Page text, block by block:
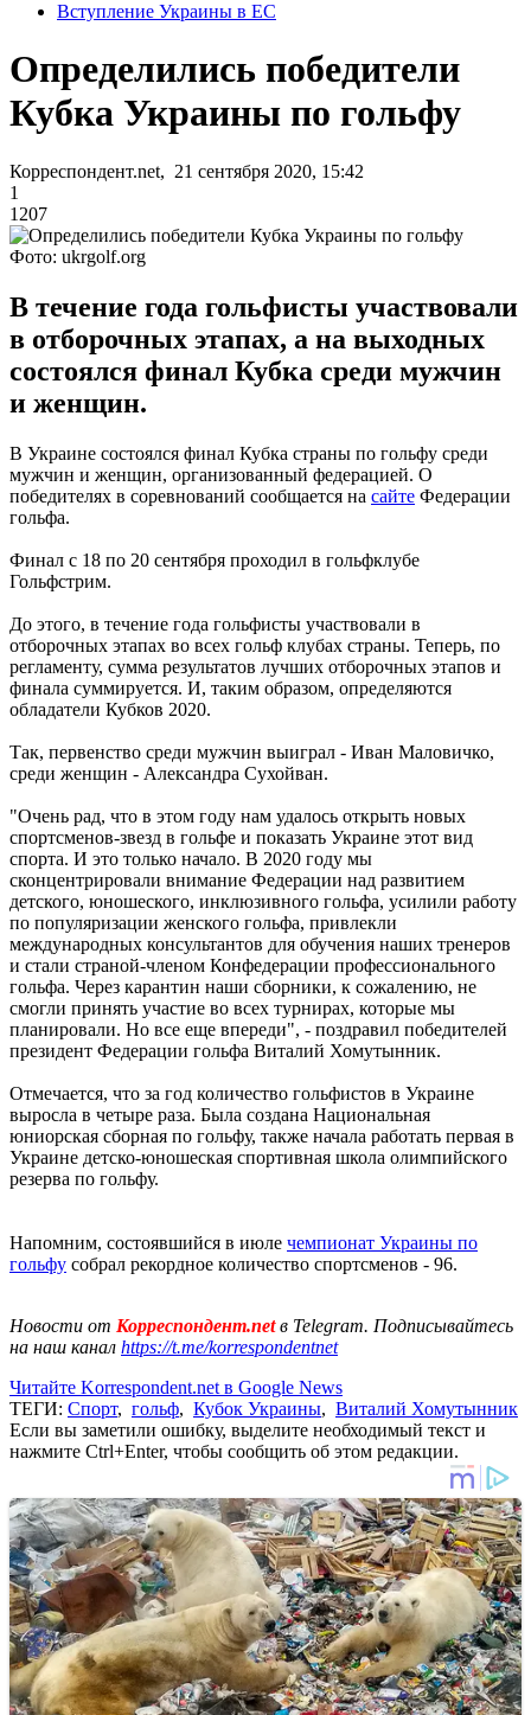
Вступление Украины в ЕС
Определились победители
Кубка Украины по гольфу
Корреспондент.net, 21 сентября 2020, 15:42
1
1207
Фото: ukrgolf.org
В течение года гольфисты участвовали
в отборочных этапах, а на выходных
состоялся финал Кубка среди мужчин
и женщин.
В Украине состоялся финал Кубка страны по гольфу среди
мужчин и женщин, организованный федерацией. О
победителях в соревнований сообщается на сайте Федерации
гольфа.
Финал с 18 по 20 сентября проходил в гольфклубе
Гольфстрим.
До этого, в течение года гольфисты участвовали в
отборочных этапах во всех гольф клубах страны. Теперь, по
регламенту, сумма результатов лучших отборочных этапов и
финала суммируется. И, таким образом, определяются
обладатели Кубков 2020.
Так, первенство среди мужчин выиграл - Иван Маловичко,
среди женщин - Александра Сухойван.
"Очень рад, что в этом году нам удалось открыть новых
спортсменов-звезд в гольфе и показать Украине этот вид
спорта. И это только начало. В 2020 году мы
сконцентрировали внимание Федерации над развитием
детского, юношеского, инклюзивного гольфа, усилили работу
по популяризации женского гольфа, привлекли
международных консультантов для обучения наших тренеров
и стали страной-членом Конфедерации профессионального
гольфа. Через карантин наши сборники, к сожалению, не
смогли принять участие во всех турнирах, которые мы
планировали. Но все еще впереди", - поздравил победителей
президент Федерации гольфа Виталий Хомутынник.
Отмечается, что за год количество гольфистов в Украине
выросла в четыре раза. Была создана Национальная
юниорская сборная по гольфу, также начала работать первая в
Украине детско-юношеская спортивная школа олимпийского
резерва по гольфу.
Напомним, состоявшийся в июле чемпионат Украины по
гольфу собрал рекордное количество спортсменов - 96.
Новости от Корреспондент.netв Telegram. Подписывайтесь
на наш канал https://t.me/korrespondentnet
Читайте Korrespondent.net в Google News
ТЕГИ: Спорт, гольф, Кубок Украины, Виталий Хомутынник
Если вы заметили ошибку, выделите необходимый текст и
нажмите Ctrl+Enter, чтобы сообщить об этом редакции.